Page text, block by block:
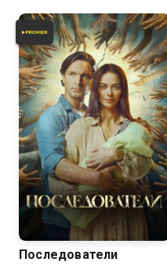
6.8
Последователи